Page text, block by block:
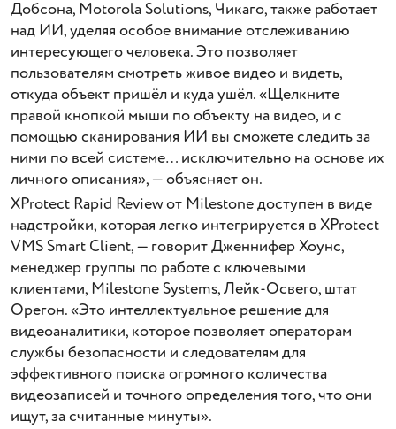
Добсона, Motorola Solutions, Чикаго, также работает
над ИИ, уделяя особое внимание отслеживанию
интересующего человека. Это позволяет
пользователям смотреть живое видео и видеть,
откуда объект пришёл и куда ушёл. «Щелкните
правой кнопкой мыши по объекту на видео, и с
помощью сканирования ИИ вы сможете следить за
ними по всей системе… исключительно на основе их
личного описания», — объясняет он.
XProtect Rapid Review от Milestone доступен в виде
надстройки, которая легко интегрируется в XProtect
VMS Smart Client, — говорит Дженнифер Хоунс,
менеджер группы по работе с ключевыми
клиентами, Milestone Systems, Лейк-Освего, штат
Орегон. «Это интеллектуальное решение для
видеоаналитики, которое позволяет операторам
службы безопасности и следователям для
эффективного поиска огромного количества
видеозаписей и точного определения того, что они
ищут, за считанные минуты».